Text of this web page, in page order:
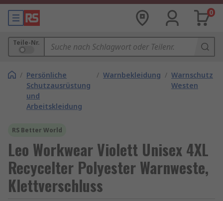
0
Teile-Nr.
/ Persönliche
Schutzausrüstung
und
Arbeitskleidung
/ Warnbekleidung / Warnschutz
Westen
RS Better World
Leo Workwear Violett Unisex 4XL
Recycelter Polyester Warnweste,
Klettverschluss